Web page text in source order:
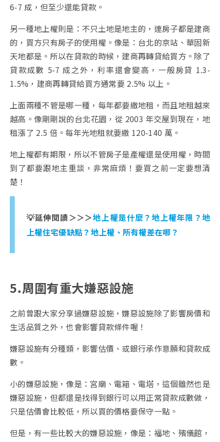
6-7 成，但至少還能貸款。
另一種地上權則是：不只土地是地主的，連房子都是建商
的，買方只有房子的使用權。像是：台北的京站、華固新
天地都是。所以在貸款的時候，建商再轉貸給買方。除了
貸款成數 5-7 成之外，利率還會變高，一般房貸 1.3-
1.5%，建商再轉貸給買方通常要 2.5% 以上。
上面兩種不管是哪一種，每年都要繳地租，而且地租越來
越高。像剛剛說的台北花園，從 2003 年交屋到現在，地
租漲了 2.5 倍。每年光地租就要繳 120-140 萬。
地上權都有期限，所以不管房子是產權還是使用權，時間
到了都要跟地主重談，非常麻煩！要買之前一定要想清
楚！
💡延伸閱讀＞＞＞地上權是什麼？地上權年限？地
上權住宅優缺點？地上權、所有權差在哪？
5.周圍有重大嫌惡設施
之前曾跟大家分享過嫌惡設施，嫌惡設施除了影響房價和
生活品質之外，也會影響貸款條件喔！
嫌惡設施有分種類，影響估價、或銀行承作意願和貸款成
數。
小的嫌惡設施，像是：宮廟、電箱、電塔，這個雖然也是
嫌惡設施，但都還是找得到銀行可以用正常貸款成數做，
只是估價會比較低，所以買的價格要保守一點。
但是，有一些比較大的嫌惡設施，像是：福地、殯儀館，